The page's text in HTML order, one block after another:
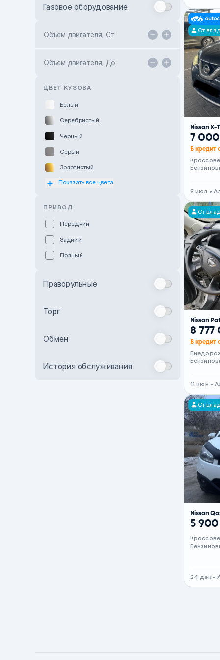
Toyota Kokshetau
Hyundai ShymCity
Газовое оборудование
Объем двигателя, От
Объем двигателя, До
ЦВЕТ КУЗОВА
Белый
Серебристый
Черный
Серый
Золотистый
Оранжевый
Бежевый
Комбинированный
Показать все цвета
ПРИВОД
Передний
Задний
Полный
Праворульные
Торг
Обмен
История обслуживания
От
Nissan X-
7
В кредит
9 июл •
От
Nissan
8
В кредит
11 июн •
От
Nissan
5
24 дек •